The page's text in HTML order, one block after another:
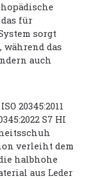
für
sorgt
das
auch
20345:2011
S7 HI
verleiht dem
halbhohe
aus Leder